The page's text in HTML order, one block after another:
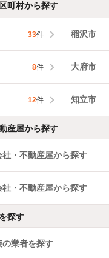
町村から探す
33件 稲沢市
8件 大府市
12件 知立市
産屋から探す
・不動産屋から探す
・不動産屋から探す
探す
業者を探す